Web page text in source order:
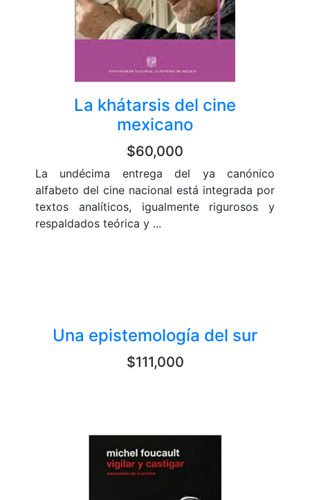
La khátarsis del cine
mexicano
$60,000
La undécima entrega del ya canónico
alfabeto del cine nacional está integrada por
textos analíticos, igualmente rigurosos y
respaldados teórica y ...
Una epistemología del sur
$111,000